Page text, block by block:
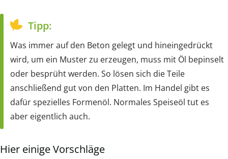
Tipp:
Was immer auf den Beton gelegt und hineingedrückt
wird, um ein Muster zu erzeugen, muss mit Öl bepinselt
oder besprüht werden. So lösen sich die Teile
anschließend gut von den Platten. Im Handel gibt es
dafür spezielles Formenöl. Normales Speiseöl tut es
aber eigentlich auch.
Hier einige Vorschläge